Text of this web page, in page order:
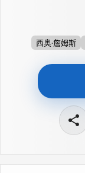
西奥·詹姆斯